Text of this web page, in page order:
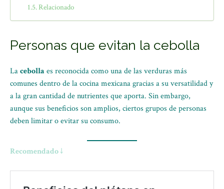
Relacionado
Personas que evitan la cebolla
Lacebolla es reconocida como una de las verduras más
comunes dentro de la cocina mexicana gracias a su versatilidad y
a la gran cantidad de nutrientes que aporta. Sin embargo,
aunque sus beneficios son amplios, ciertos grupos de personas
deben limitar o evitar su consumo.
Recomendado ↓